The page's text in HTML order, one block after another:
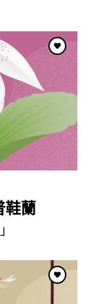
鞋蘭